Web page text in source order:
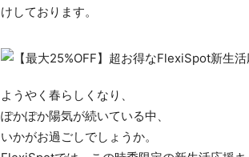
けしております。
ようやく春らしくなり、
ぽかぽか陽気が続いている中、
いかがお過ごしでしょうか。